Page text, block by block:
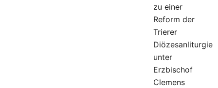
zu einer
Reform der
Trierer
Diözesanliturgie
unter
Erzbischof
Clemens